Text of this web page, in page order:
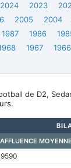
2024 2023
2005 2004
1987 1986
1967 1966
de D2,
AFFLUENCE MOYENNE
9590